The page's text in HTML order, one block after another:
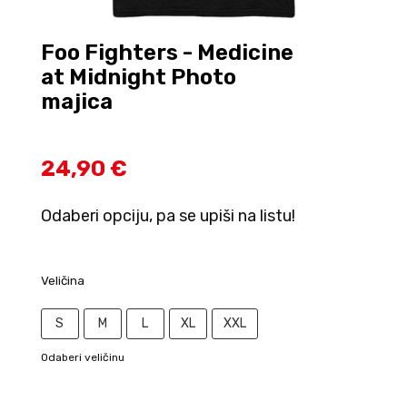
Foo Fighters - Medicine
at Midnight Photo
majica
24,90 €
Odaberi opciju, pa se upiši na listu!
Veličina
S M L XL XXL
Odaberi veličinu